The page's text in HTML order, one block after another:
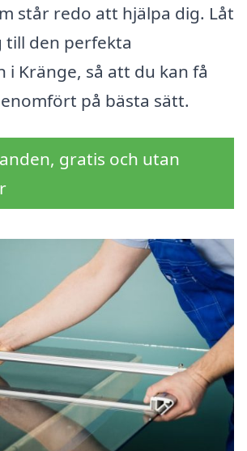
står redo att hjälpa dig. Låt
till den perfekta
i Kränge, så att du kan få
på bästa sätt.
gratis och utan